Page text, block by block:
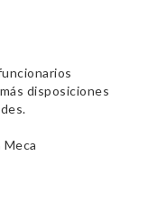
disposiciones